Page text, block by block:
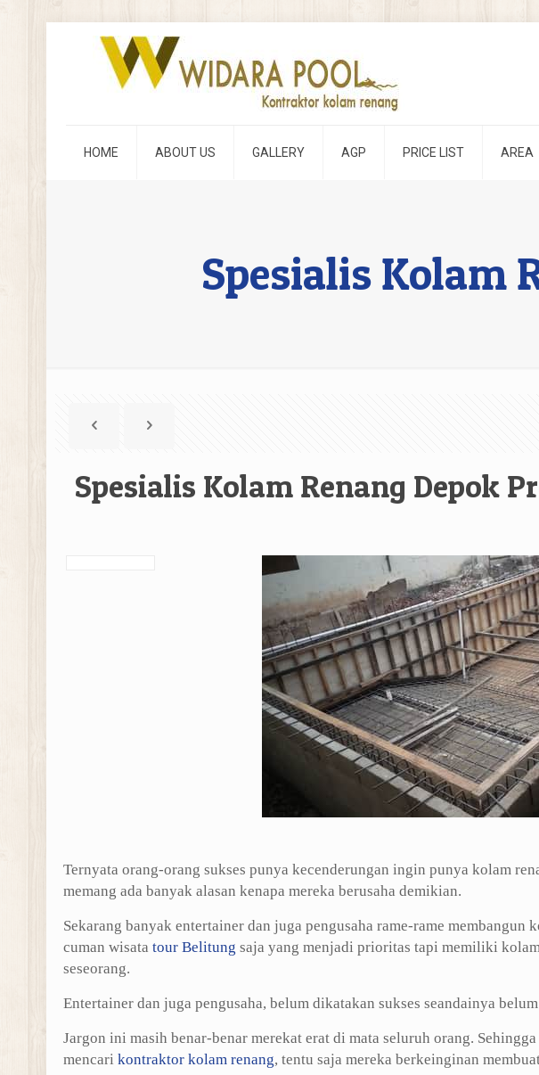
HOME ABOUT US GALLERY AGP PRICE LIST AREA
Spesialis Kolam
Spesialis Kolam Renang Depok
Ternyata orang-orang sukses punya kecenderungan ingin punya kolam
memang ada banyak alasan kenapa mereka berusaha demikian.
Sekarang banyak entertainer dan juga pengusaha rame-rame membangun
cuman wisata tour Belitung saja yang menjadi prioritas tapi memiliki
seseorang.
Entertainer dan juga pengusaha, belum dikatakan sukses seandainya
Jargon ini masih benar-benar merekat erat di mata seluruh orang.
mencari kontraktor kolam renang, tentu saja mereka berkeinginan